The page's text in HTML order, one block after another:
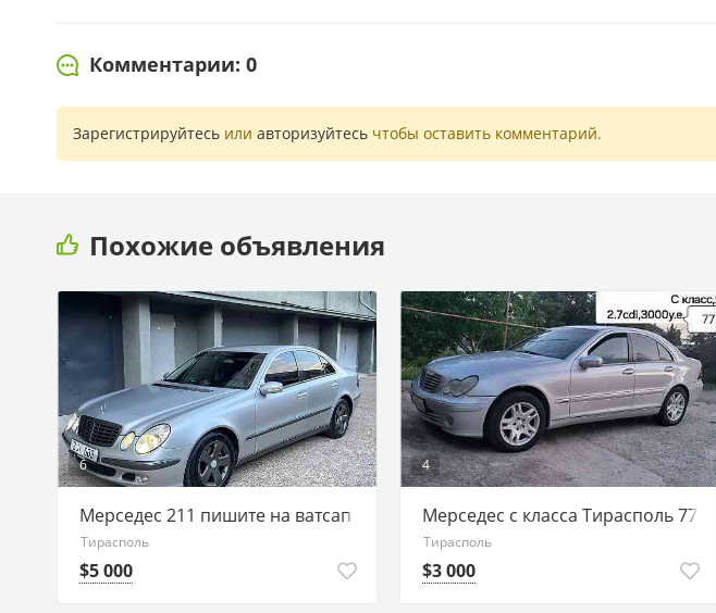
Комментарии: 0
Зарегистрируйтесь или авторизуйтесь чтобы оставить комментарий.
Похожие объявления
6
Мерседес 211 пишите на ватсап 77751188
Тирасполь
$5 000
4
Мерседес с класса Тирасполь
Тирасполь
$3 000